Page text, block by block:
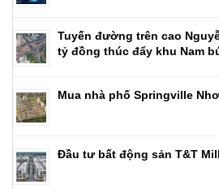
Tuyến đường trên cao
tỷ đồng thúc đẩy khu Nam
Mua nhà phố Springville
Đầu tư bất động sản T&T